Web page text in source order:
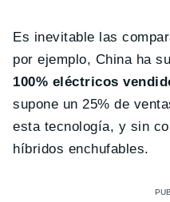
Es inevitable las
por ejemplo, China ha
100% eléctricos
supone un 25% de
esta tecnología, y sin
híbridos enchufables.